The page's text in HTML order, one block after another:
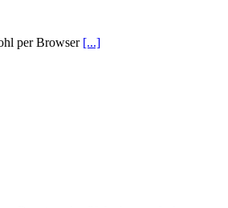
per Browser [...]